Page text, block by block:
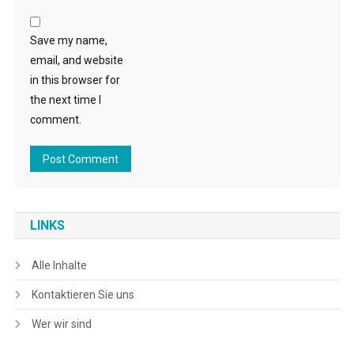
Save my name,
email, and website
in this browser for
the next time I
comment.
LINKS
Alle Inhalte
Kontaktieren Sie uns
Wer wir sind